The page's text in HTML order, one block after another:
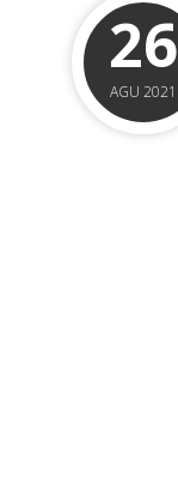
26
AGU 2021